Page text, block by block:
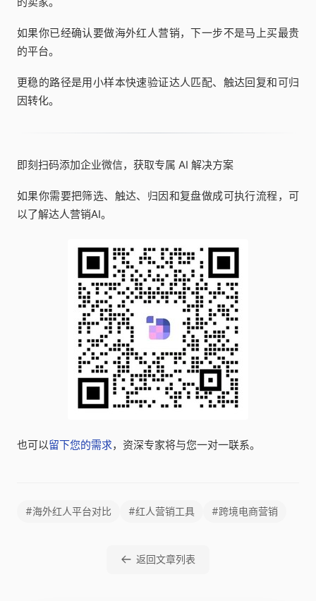
如果你已经确认要做海外红人营销，下一步不是马上买最贵
的平台。
更稳的路径是用小样本快速验证达人匹配、触达回复和可归
因转化。
即刻扫码添加企业微信，获取专属 AI 解决方案
如果你需要把筛选、触达、归因和复盘做成可执行流程，可
以了解达人营销AI。
也可以留下您的需求，资深专家将与您一对一联系。
#海外红人平台对比 #红人营销工具 #跨境电商营销
返回文章列表